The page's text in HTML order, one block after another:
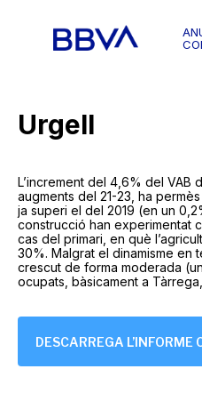
Urgell
L’increment del 4,6% del VAB
augments del 21-23, ha
ja superi el del 2019 (en un
construcció han experimentat
cas del primari, en què
30%. Malgrat el dinamisme en
crescut de forma moderada
ocupats, bàsicament a
DESCARREGA L’INFORME